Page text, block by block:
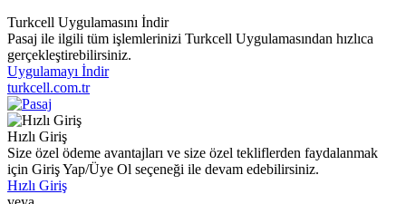
Turkcell Uygulamasını İndir
Pasaj ile ilgili tüm işlemlerinizi Turkcell Uygulamasından hızlıca
gerçekleştirebilirsiniz.
Uygulamayı İndir
turkcell.com.tr
Hızlı Giriş
Size özel ödeme avantajları ve size özel tekliflerden faydalanmak
için Giriş Yap/Üye Ol seçeneği ile devam edebilirsiniz.
Hızlı Giriş